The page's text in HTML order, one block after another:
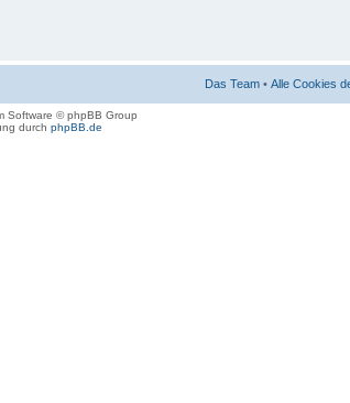
Das Team • Alle Cookies
Software © phpBB Group
durch phpBB.de